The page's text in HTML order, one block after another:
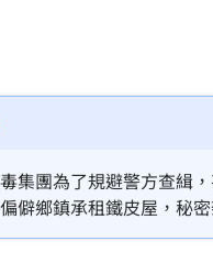
病 意外查出肺腺癌
城計 iPhone 18照登台
陳時中『根本先知』
刊少年Jump》跌破百
集團為了規避警方查緝
僻鄉鎮承租鐵皮屋，秘
成功攻堅，現場搜出大
地檢署偵查終結，將涉案